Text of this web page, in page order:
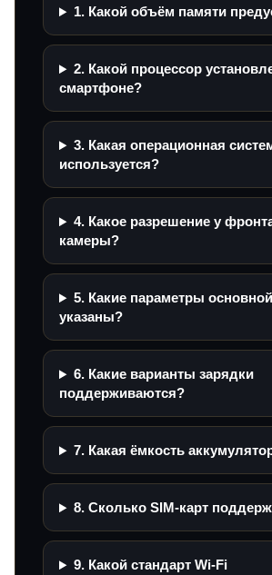
1. Какой объём памяти
2. Какой процессор
смартфоне?
3. Какая операционная
используется?
4. Какое разрешение у
камеры?
5. Какие параметры
указаны?
6. Какие варианты зарядки
поддерживаются?
7. Какая ёмкость
8. Сколько SIM-карт
9. Какой стандарт Wi‑Fi